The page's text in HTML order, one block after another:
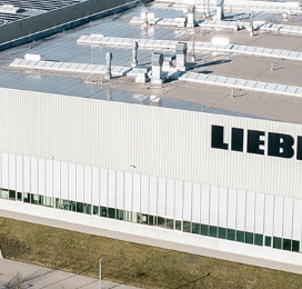
Karriere bei Liebherr